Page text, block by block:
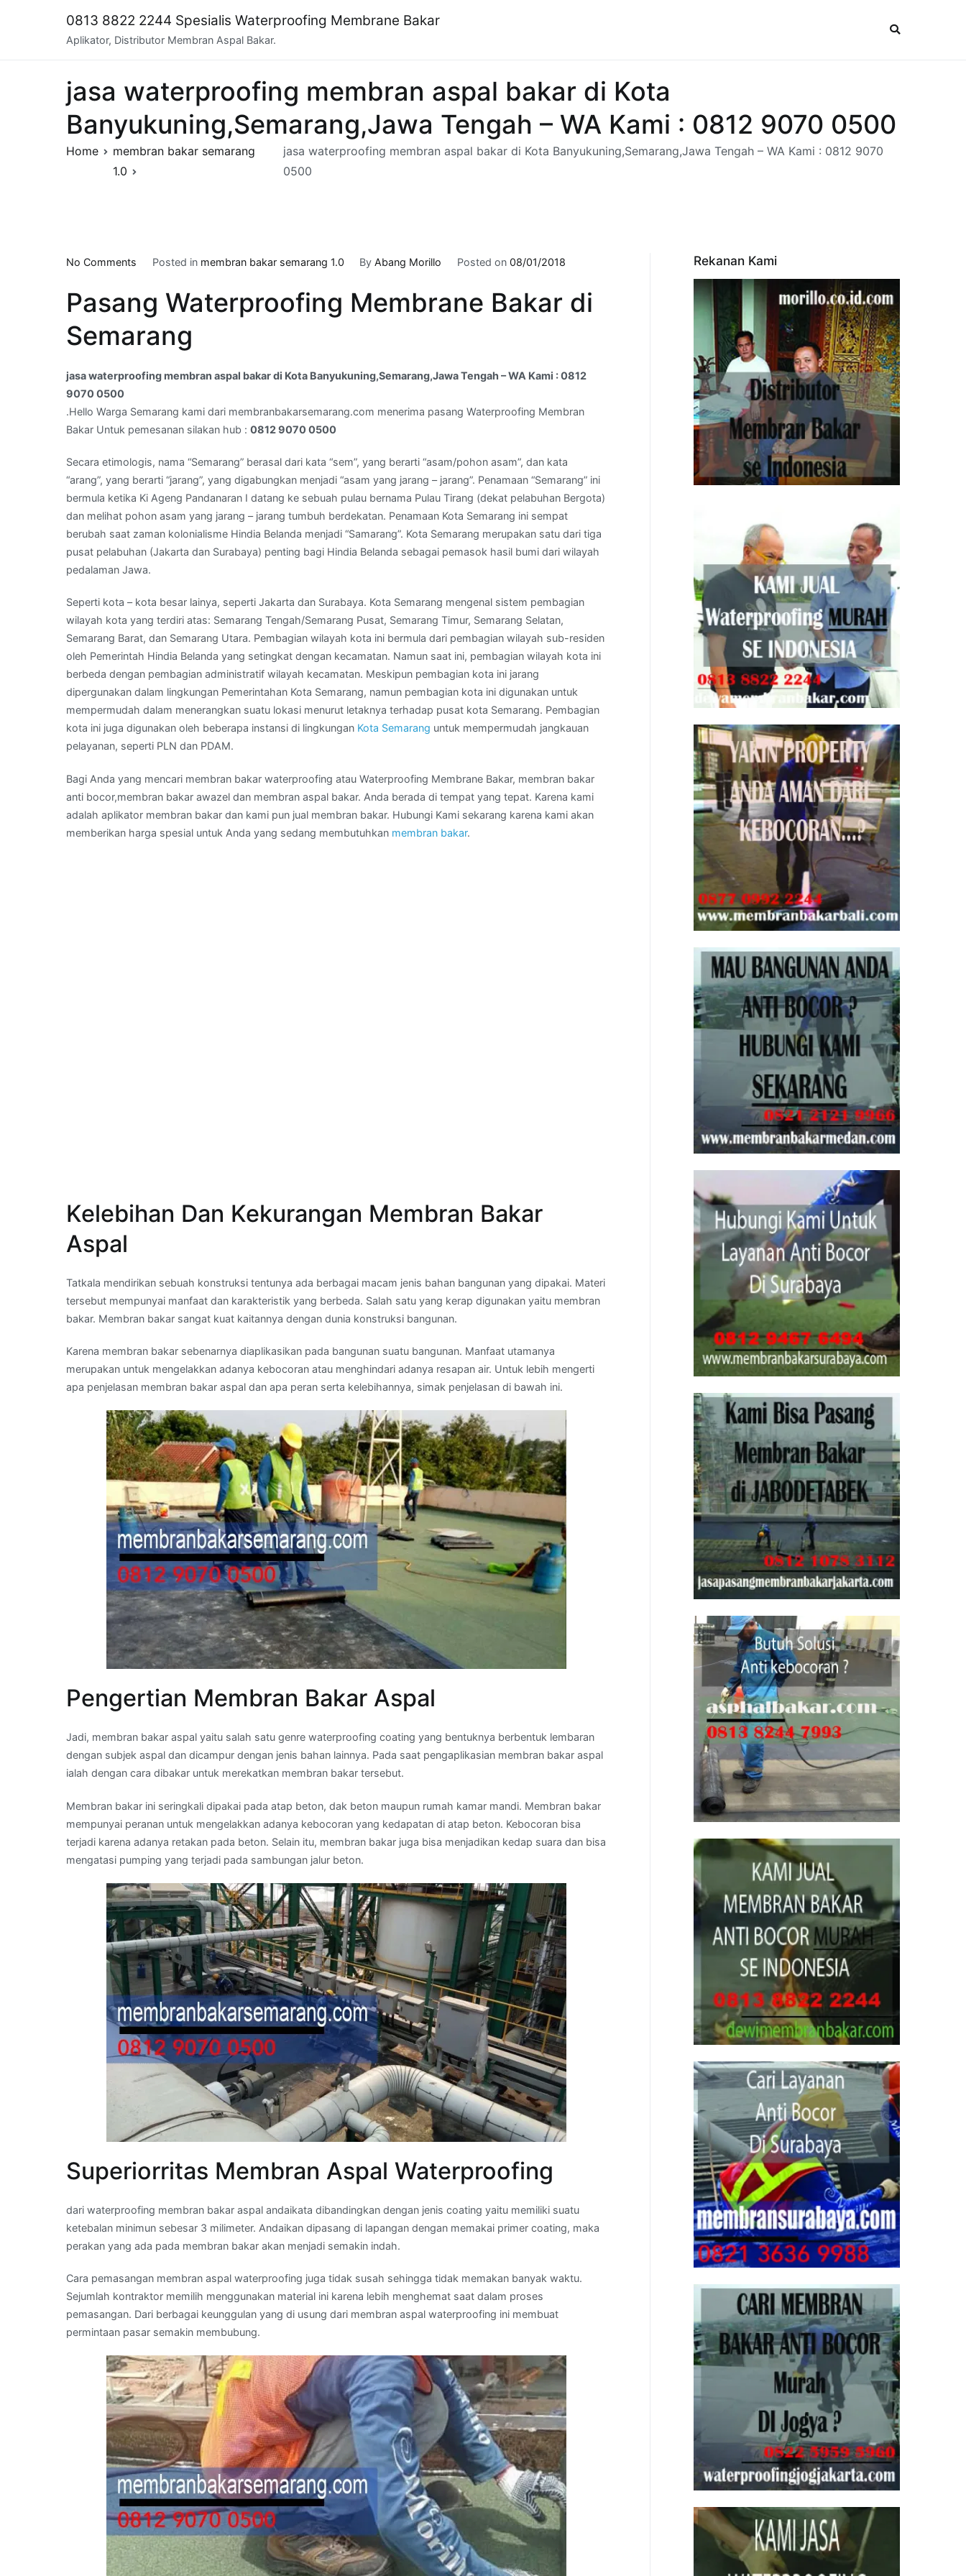
0813 8822 2244 Spesialis Waterproofing Membrane Bakar
Aplikator, Distributor Membran Aspal Bakar.
jasa waterproofing membran aspal bakar di Kota
Banyukuning,Semarang,Jawa Tengah – WA Kami : 0812 9070 0500
Home
membran bakar semarang
1.0
jasa waterproofing membran aspal bakar di Kota Banyukuning,Semarang,Jawa Tengah – WA Kami : 0812 9070
0500
No Comments
waterproofing
membran
aspal
di
Banyukuning,Semarang,Jawa
WA
Kami
0812
9070
0500
Posted in membran bakar semarang 1.0 ByAbang Morillo Posted on 08/01/2018
Pasang Waterproofing Membrane Bakar di
Semarang
jasa waterproofing membran aspal bakar di Kota Banyukuning,Semarang,Jawa Tengah – WA Kami : 0812
9070 0500
.Hello Warga Semarang kami dari membranbakarsemarang.com menerima pasang Waterproofing Membran
Bakar Untuk pemesanan silakan hub : 0812 9070 0500
Secara etimologis, nama “Semarang” berasal dari kata “sem”, yang berarti “asam/pohon asam”, dan kata
“arang”, yang berarti “jarang”, yang digabungkan menjadi “asam yang jarang – jarang”. Penamaan “Semarang” ini
bermula ketika Ki Ageng Pandanaran I datang ke sebuah pulau bernama Pulau Tirang (dekat pelabuhan Bergota)
dan melihat pohon asam yang jarang – jarang tumbuh berdekatan. Penamaan Kota Semarang ini sempat
berubah saat zaman kolonialisme Hindia Belanda menjadi “Samarang”. Kota Semarang merupakan satu dari tiga
pusat pelabuhan (Jakarta dan Surabaya) penting bagi Hindia Belanda sebagai pemasok hasil bumi dari wilayah
pedalaman Jawa.
Seperti kota – kota besar lainya, seperti Jakarta dan Surabaya. Kota Semarang mengenal sistem pembagian
wilayah kota yang terdiri atas: Semarang Tengah/Semarang Pusat, Semarang Timur, Semarang Selatan,
Semarang Barat, dan Semarang Utara. Pembagian wilayah kota ini bermula dari pembagian wilayah sub-residen
oleh Pemerintah Hindia Belanda yang setingkat dengan kecamatan. Namun saat ini, pembagian wilayah kota ini
berbeda dengan pembagian administratif wilayah kecamatan. Meskipun pembagian kota ini jarang
dipergunakan dalam lingkungan Pemerintahan Kota Semarang, namun pembagian kota ini digunakan untuk
mempermudah dalam menerangkan suatu lokasi menurut letaknya terhadap pusat kota Semarang. Pembagian
kota ini juga digunakan oleh beberapa instansi di lingkungan Kota Semarang untuk mempermudah jangkauan
pelayanan, seperti PLN dan PDAM.
Bagi Anda yang mencari membran bakar waterproofing atau Waterproofing Membrane Bakar, membran bakar
anti bocor,membran bakar awazel dan membran aspal bakar. Anda berada di tempat yang tepat. Karena kami
adalah aplikator membran bakar dan kami pun jual membran bakar. Hubungi Kami sekarang karena kami akan
memberikan harga spesial untuk Anda yang sedang membutuhkan membran bakar.
Kelebihan Dan Kekurangan Membran Bakar
Aspal
Tatkala mendirikan sebuah konstruksi tentunya ada berbagai macam jenis bahan bangunan yang dipakai. Materi
tersebut mempunyai manfaat dan karakteristik yang berbeda. Salah satu yang kerap digunakan yaitu membran
bakar. Membran bakar sangat kuat kaitannya dengan dunia konstruksi bangunan.
Karena membran bakar sebenarnya diaplikasikan pada bangunan suatu bangunan. Manfaat utamanya
merupakan untuk mengelakkan adanya kebocoran atau menghindari adanya resapan air. Untuk lebih mengerti
apa penjelasan membran bakar aspal dan apa peran serta kelebihannya, simak penjelasan di bawah ini.
Pengertian Membran Bakar Aspal
Jadi, membran bakar aspal yaitu salah satu genre waterproofing coating yang bentuknya berbentuk lembaran
dengan subjek aspal dan dicampur dengan jenis bahan lainnya. Pada saat pengaplikasian membran bakar aspal
ialah dengan cara dibakar untuk merekatkan membran bakar tersebut.
Membran bakar ini seringkali dipakai pada atap beton, dak beton maupun rumah kamar mandi. Membran bakar
mempunyai peranan untuk mengelakkan adanya kebocoran yang kedapatan di atap beton. Kebocoran bisa
terjadi karena adanya retakan pada beton. Selain itu, membran bakar juga bisa menjadikan kedap suara dan bisa
mengatasi pumping yang terjadi pada sambungan jalur beton.
Superiorritas Membran Aspal Waterproofing
dari waterproofing membran bakar aspal andaikata dibandingkan dengan jenis coating yaitu memiliki suatu
ketebalan minimun sebesar 3 milimeter. Andaikan dipasang di lapangan dengan memakai primer coating, maka
perakan yang ada pada membran bakar akan menjadi semakin indah.
Cara pemasangan membran aspal waterproofing juga tidak susah sehingga tidak memakan banyak waktu.
Sejumlah kontraktor memilih menggunakan material ini karena lebih menghemat saat dalam proses
pemasangan. Dari berbagai keunggulan yang di usung dari membran aspal waterproofing ini membuat
permintaan pasar semakin membubung.
Rekanan Kami